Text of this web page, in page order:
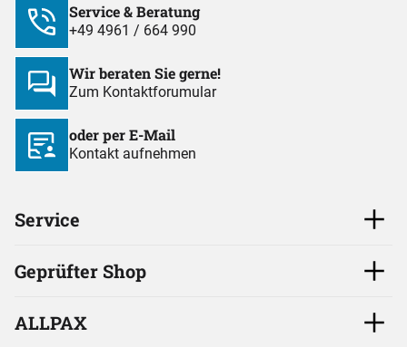
Service & Beratung
+49 4961 / 664 990
Wir beraten Sie gerne!
Zum Kontaktforumular
oder per E-Mail
Kontakt aufnehmen
Service
Geprüfter Shop
ALLPAX